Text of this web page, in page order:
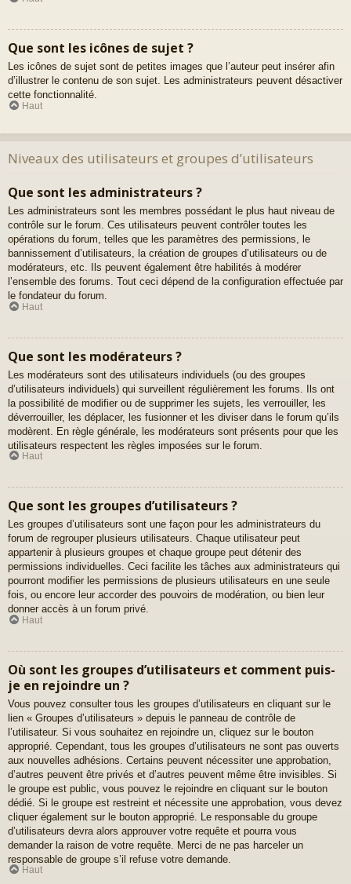
Que sont les icônes de sujet ?
Les icônes de sujet sont de petites images que l’auteur peut insérer afin
d’illustrer le contenu de son sujet. Les administrateurs peuvent désactiver
cette fonctionnalité.
Haut
Niveaux des utilisateurs et groupes d’utilisateurs
Que sont les administrateurs ?
Les administrateurs sont les membres possédant le plus haut niveau de
contrôle sur le forum. Ces utilisateurs peuvent contrôler toutes les
opérations du forum, telles que les paramètres des permissions, le
bannissement d’utilisateurs, la création de groupes d’utilisateurs ou de
modérateurs, etc. Ils peuvent également être habilités à modérer
l’ensemble des forums. Tout ceci dépend de la configuration effectuée par
le fondateur du forum.
Haut
Que sont les modérateurs ?
Les modérateurs sont des utilisateurs individuels (ou des groupes
d’utilisateurs individuels) qui surveillent régulièrement les forums. Ils ont
la possibilité de modifier ou de supprimer les sujets, les verrouiller, les
déverrouiller, les déplacer, les fusionner et les diviser dans le forum qu’ils
modèrent. En règle générale, les modérateurs sont présents pour que les
utilisateurs respectent les règles imposées sur le forum.
Haut
Que sont les groupes d’utilisateurs ?
Les groupes d’utilisateurs sont une façon pour les administrateurs du
forum de regrouper plusieurs utilisateurs. Chaque utilisateur peut
appartenir à plusieurs groupes et chaque groupe peut détenir des
permissions individuelles. Ceci facilite les tâches aux administrateurs qui
pourront modifier les permissions de plusieurs utilisateurs en une seule
fois, ou encore leur accorder des pouvoirs de modération, ou bien leur
donner accès à un forum privé.
Haut
Où sont les groupes d’utilisateurs et comment puis-
je en rejoindre un ?
Vous pouvez consulter tous les groupes d’utilisateurs en cliquant sur le
lien « Groupes d’utilisateurs » depuis le panneau de contrôle de
l’utilisateur. Si vous souhaitez en rejoindre un, cliquez sur le bouton
approprié. Cependant, tous les groupes d’utilisateurs ne sont pas ouverts
aux nouvelles adhésions. Certains peuvent nécessiter une approbation,
d’autres peuvent être privés et d’autres peuvent même être invisibles. Si
le groupe est public, vous pouvez le rejoindre en cliquant sur le bouton
dédié. Si le groupe est restreint et nécessite une approbation, vous devez
cliquer également sur le bouton approprié. Le responsable du groupe
d’utilisateurs devra alors approuver votre requête et pourra vous
demander la raison de votre requête. Merci de ne pas harceler un
responsable de groupe s’il refuse votre demande.
Haut